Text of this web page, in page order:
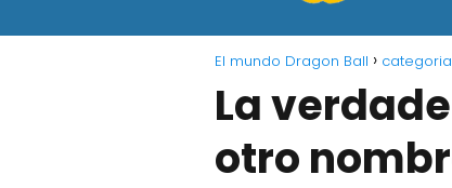
El mundo Dragon Ball
La
otro